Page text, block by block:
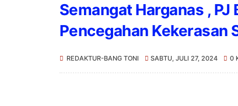
Semangat Harganas ,
Pencegahan Kekerasan
REDAKTUR-BANG TONI SABTU, JULI 27, 2024 0